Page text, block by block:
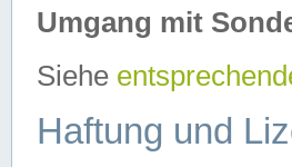
Umgang mit
Siehe
Haftung und